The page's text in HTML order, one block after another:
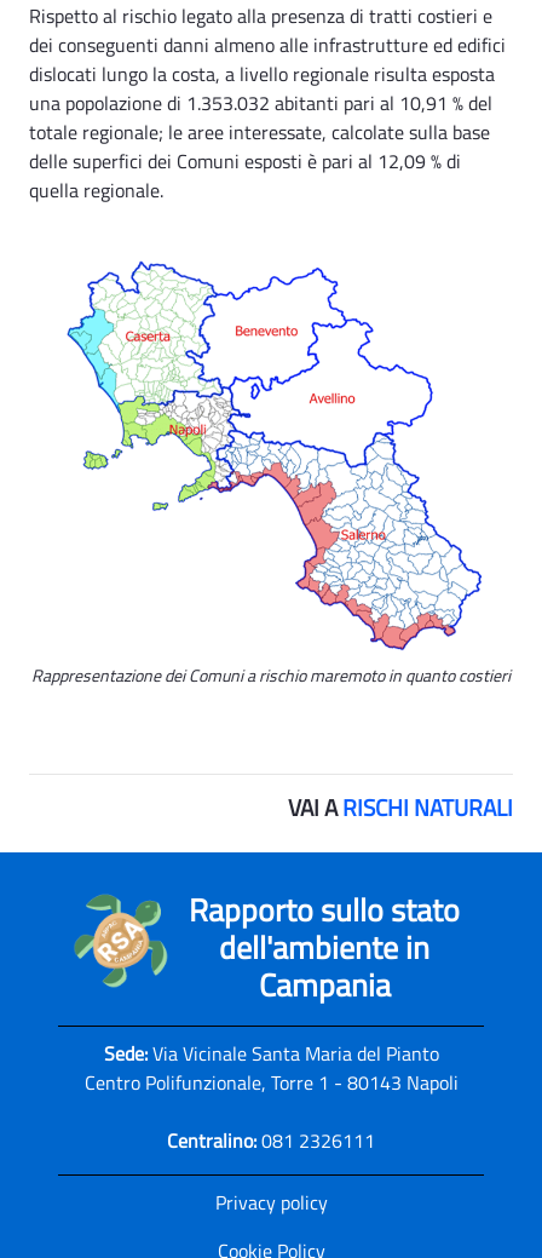
Rispetto al rischio legato alla presenza di tratti costieri e
dei conseguenti danni almeno alle infrastrutture ed edifici
dislocati lungo la costa, a livello regionale risulta esposta
una popolazione di 1.353.032 abitanti pari al 10,91 % del
totale regionale; le aree interessate, calcolate sulla base
delle superfici dei Comuni esposti è pari al 12,09 % di
quella regionale.
Rappresentazione dei Comuni a rischio maremoto in quanto costieri
VAI ARISCHI NATURALI
Rapporto sullo stato
dell'ambiente in
Campania
Sede:Via Vicinale Santa Maria del Pianto
Centro Polifunzionale, Torre 1 - 80143 Napoli
Centralino:081 2326111
Privacy policy
Cookie Policy